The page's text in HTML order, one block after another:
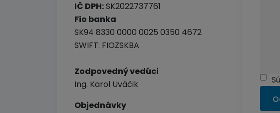
IČ DPH:SK2022737761
Fio banka
SK94 8330 0000 0025 0350 4672
SWIFT: FIOZSKBA
Zodpovedný vedúci
Ing. Karol Uváčik
Objednávky